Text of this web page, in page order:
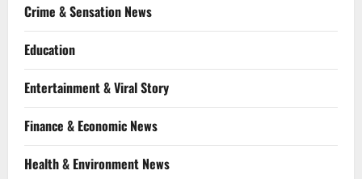
Crime & Sensation News
Education
Entertainment & Viral Story
Finance & Economic News
Health & Environment News